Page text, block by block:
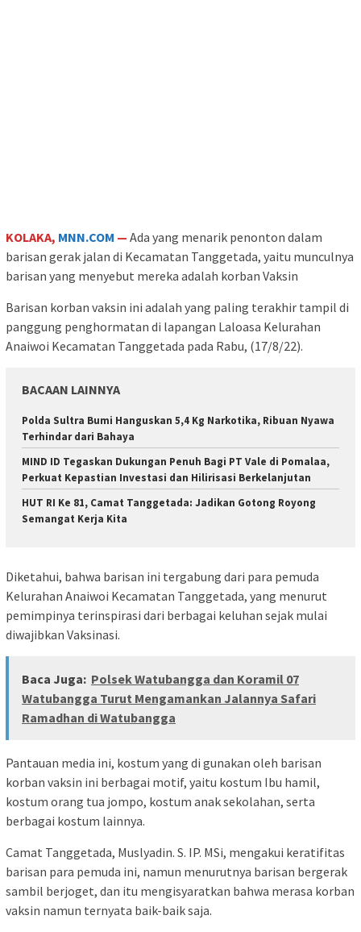
KOLAKA, MNN.COM — Ada yang menarik penonton dalam
barisan gerak jalan di Kecamatan Tanggetada, yaitu munculnya
barisan yang menyebut mereka adalah korban Vaksin
Barisan korban vaksin ini adalah yang paling terakhir tampil di
panggung penghormatan di lapangan Laloasa Kelurahan
Anaiwoi Kecamatan Tanggetada pada Rabu, (17/8/22).
BACAAN LAINNYA
Polda Sultra Bumi Hanguskan 5,4 Kg Narkotika, Ribuan Nyawa
Terhindar dari Bahaya
MIND ID Tegaskan Dukungan Penuh Bagi PT Vale di Pomalaa,
Perkuat Kepastian Investasi dan Hilirisasi Berkelanjutan
HUT RI Ke 81, Camat Tanggetada: Jadikan Gotong Royong
Semangat Kerja Kita
Diketahui, bahwa barisan ini tergabung dari para pemuda
Kelurahan Anaiwoi Kecamatan Tanggetada, yang menurut
pemimpinya terinspirasi dari berbagai keluhan sejak mulai
diwajibkan Vaksinasi.
Baca Juga: Polsek Watubangga dan Koramil 07
Watubangga Turut Mengamankan Jalannya Safari
Ramadhan di Watubangga
Pantauan media ini, kostum yang di gunakan oleh barisan
korban vaksin ini berbagai motif, yaitu kostum Ibu hamil,
kostum orang tua jompo, kostum anak sekolahan, serta
berbagai kostum lainnya.
Camat Tanggetada, Muslyadin. S. IP. MSi, mengakui keratifitas
barisan para pemuda ini, namun menurutnya barisan bergerak
sambil berjoget, dan itu mengisyaratkan bahwa merasa korban
vaksin namun ternyata baik-baik saja.